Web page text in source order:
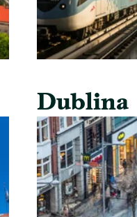
Dublina